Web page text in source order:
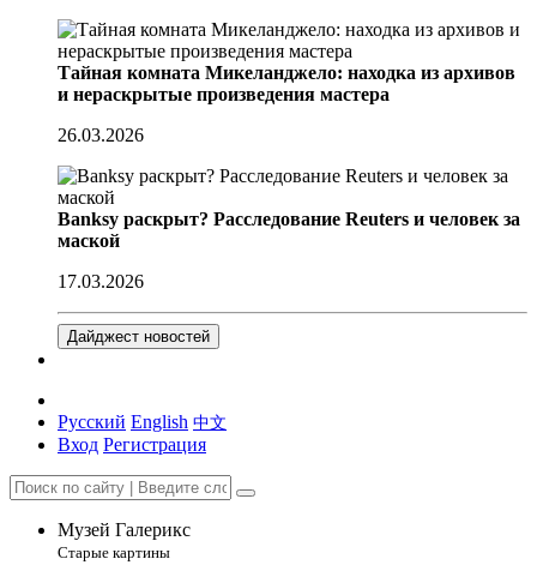
Тайная комната Микеланджело: находка из архивов
и нераскрытые произведения мастера
26.03.2026
Banksy раскрыт? Расследование Reuters и человек за
маской
17.03.2026
Дайджест новостей
Русский English 中文
Вход Регистрация
Музей Галерикс
Старые картины